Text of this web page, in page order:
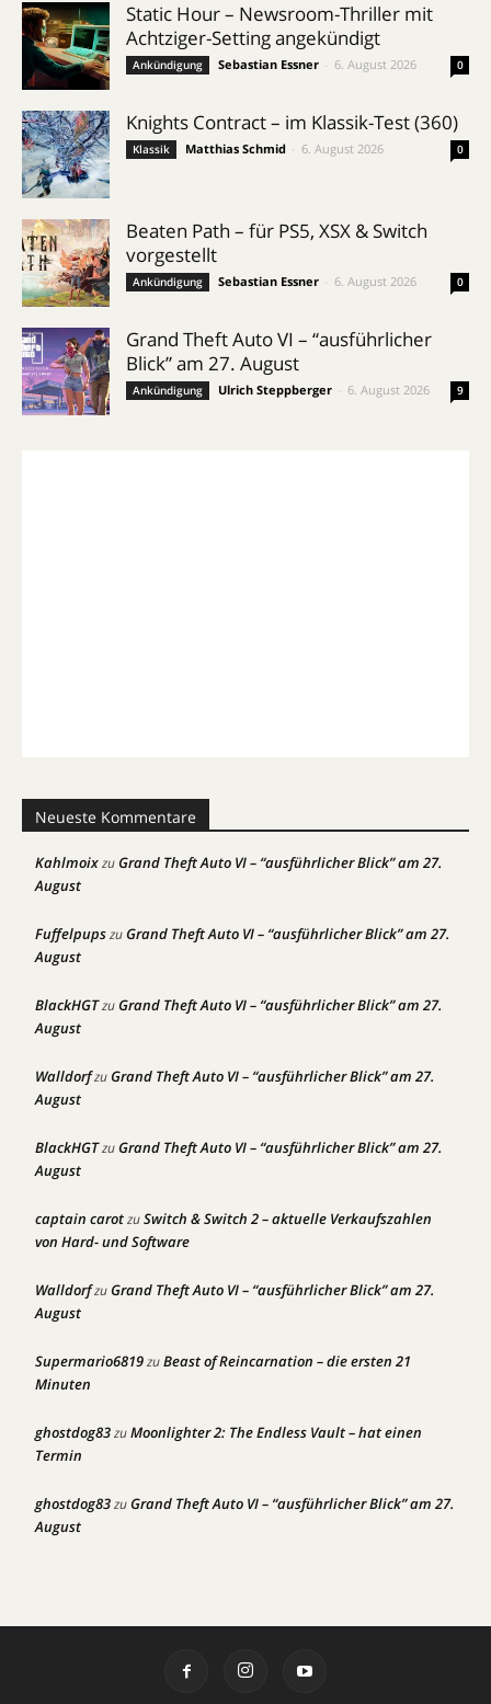
Static Hour – Newsroom-Thriller mit
Achtziger-Setting angekündigt
Ankündigung Sebastian Essner 6. August 2026 0
Knights Contract – im Klassik-Test (360)
Klassik Matthias Schmid 6. August 2026 0
Beaten Path – für PS5, XSX & Switch
vorgestellt
Ankündigung Sebastian Essner 6. August 2026 0
Grand Theft Auto VI – “ausführlicher
Blick” am 27. August
Ankündigung Ulrich Steppberger 6. August 2026 9
Neueste Kommentare
KahlmoixzuGrand Theft Auto VI – “ausführlicher Blick” am 27.
August
FuffelpupszuGrand Theft Auto VI – “ausführlicher Blick” am 27.
August
BlackHGTzuGrand Theft Auto VI – “ausführlicher Blick” am 27.
August
WalldorfzuGrand Theft Auto VI – “ausführlicher Blick” am 27.
August
BlackHGTzuGrand Theft Auto VI – “ausführlicher Blick” am 27.
August
captain carotzuSwitch & Switch 2 – aktuelle Verkaufszahlen
von Hard- und Software
WalldorfzuGrand Theft Auto VI – “ausführlicher Blick” am 27.
August
Supermario6819zuBeast of Reincarnation – die ersten 21
Minuten
ghostdog83zuMoonlighter 2: The Endless Vault – hat einen
Termin
ghostdog83zuGrand Theft Auto VI – “ausführlicher Blick” am 27.
August